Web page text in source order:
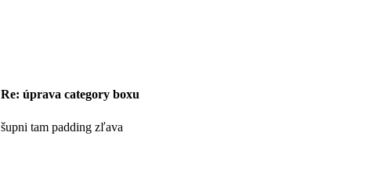
Re: úprava category boxu
šupni tam padding zľava